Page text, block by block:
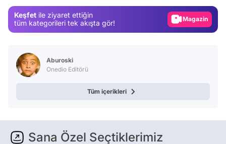
Keşfet ile ziyaret ettiğin
tüm kategorileri tek akışta gör!
Magazin
Video
Aburoski
Onedio Editörü
Tüm içerikleri
Sana Özel Seçtiklerimiz